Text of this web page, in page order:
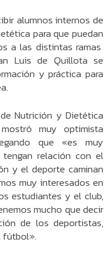
alumnos internos de
para que puedan
a las distintas ramas
Luis de Quillota se
y práctica para
Nutrición y Dietética
muy optimista
que «es muy
relación con el
y el deporte caminan
muy interesados en
estudiantes y el club,
mucho que decir
de los deportistas,
fútbol».